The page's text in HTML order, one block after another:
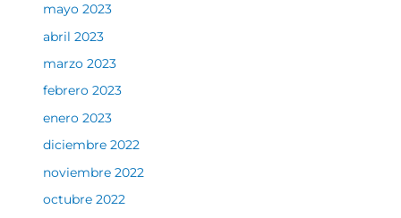
mayo 2023
abril 2023
marzo 2023
febrero 2023
enero 2023
diciembre 2022
noviembre 2022
octubre 2022